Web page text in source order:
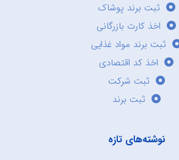
ثبت برند پوشاک
اخذ کارت بازرگانی
ثبت برند مواد غذایی
اخذ کد اقتصادی
ثبت شرکت
ثبت برند
نوشته‌های تازه